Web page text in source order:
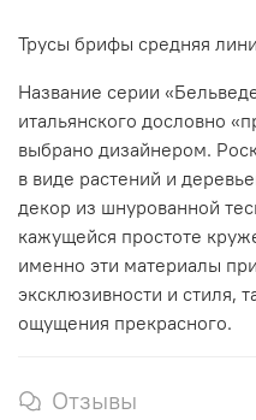
Трусы брифы средняя
Название серии
итальянского дословно
выбрано дизайнером.
в виде растений и
декор из шнурованной
кажущейся простоте
именно эти материалы
эксклюзивности и стиля,
ощущения прекрасного.
Отзывы